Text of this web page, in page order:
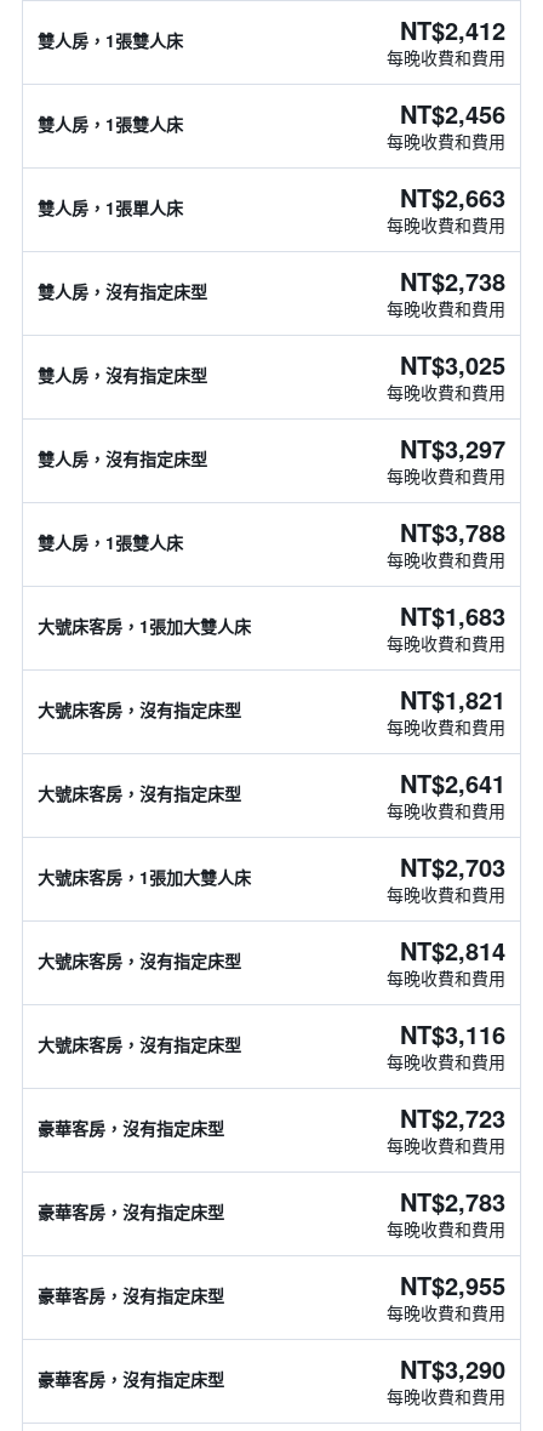
雙人房，1張雙人床 NT$2,412
每晚收費和費用
雙人房，1張雙人床 NT$2,456
每晚收費和費用
雙人房，1張單人床 NT$2,663
每晚收費和費用
雙人房，沒有指定床型 NT$2,738
每晚收費和費用
雙人房，沒有指定床型 NT$3,025
每晚收費和費用
雙人房，沒有指定床型 NT$3,297
每晚收費和費用
雙人房，1張雙人床 NT$3,788
每晚收費和費用
大號床客房，1張加大雙人床 NT$1,683
每晚收費和費用
大號床客房，沒有指定床型 NT$1,821
每晚收費和費用
大號床客房，沒有指定床型 NT$2,641
每晚收費和費用
大號床客房，1張加大雙人床 NT$2,703
每晚收費和費用
大號床客房，沒有指定床型 NT$2,814
每晚收費和費用
大號床客房，沒有指定床型 NT$3,116
每晚收費和費用
豪華客房，沒有指定床型 NT$2,723
每晚收費和費用
豪華客房，沒有指定床型 NT$2,783
每晚收費和費用
豪華客房，沒有指定床型 NT$2,955
每晚收費和費用
豪華客房，沒有指定床型 NT$3,290
每晚收費和費用